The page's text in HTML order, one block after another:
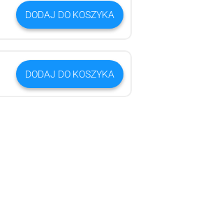
DODAJ DO KOSZYKA
DODAJ DO KOSZYKA